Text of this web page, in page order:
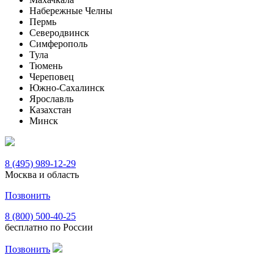
Набережные Челны
Пермь
Северодвинск
Симферополь
Тула
Тюмень
Череповец
Южно-Сахалинск
Ярославль
Казахстан
Минск
8 (495) 989-12-29
Москва и область
Позвонить
8 (800) 500-40-25
бесплатно по России
Позвонить